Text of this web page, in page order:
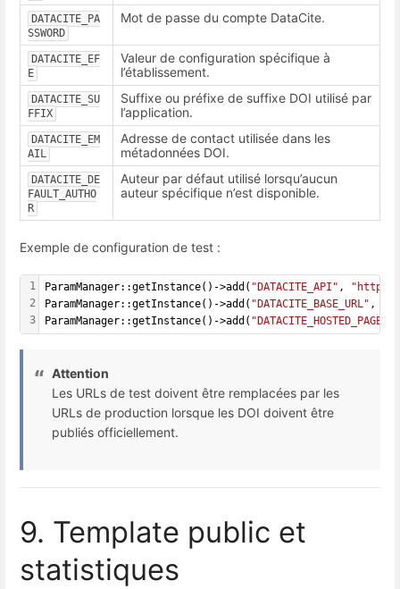
DATACITE_PA
SSWORD
Mot de passe du compte DataCite.
DATACITE_EF
E
Valeur de configuration spécifique à
l’établissement.
DATACITE_SU
FFIX
Suffixe ou préfixe de suffixe DOI utilisé par
l’application.
DATACITE_EM
AIL
Adresse de contact utilisée dans les
métadonnées DOI.
DATACITE_DE
FAULT_AUTHO
R
Auteur par défaut utilisé lorsqu’aucun
auteur spécifique n’est disponible.
Exemple de configuration de test :
1
2
3
ParamManager::getInstance()->add( "DATACITE_API" ,
ParamManager::getInstance()->add( "DATACITE_BASE_URL" ,
ParamManager::getInstance()->add( "DATACITE_HOSTED_PAGES"
Attention
Les URLs de test doivent être remplacées par les
URLs de production lorsque les DOI doivent être
publiés officiellement.
9. Template public et
statistiques